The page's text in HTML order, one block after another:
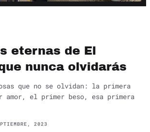
eternas de El
nunca olvidarás
que no se olvidan: la primera
el primer beso, esa primera
2023